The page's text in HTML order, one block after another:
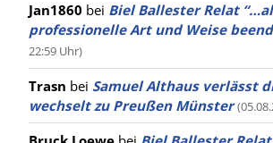
Jan1860 bei Biel Ballester Relat
professionelle Art und Weise
22:59 Uhr)
Trasn bei Samuel Althaus verlässt
wechselt zu Preußen Münster